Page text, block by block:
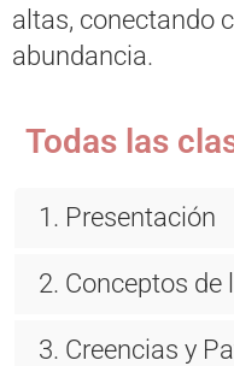
altas, conectando
abundancia.
Todas las
1. Presentación
2. Conceptos
3. Creencias y